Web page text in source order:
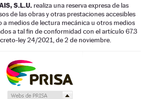
S.L.U. realiza una reserva expresa de las
de las obras y otras prestaciones accesibles
a medios de lectura mecánica u otros medios
a tal fin de conformidad con el artículo 67.3
ley 24/2021, de 2 de noviembre.